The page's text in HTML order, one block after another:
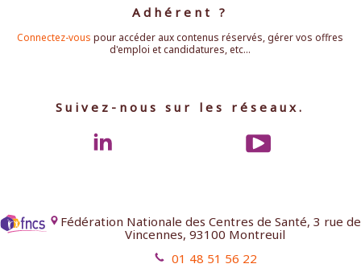
Adhérent ?
Connectez-vous pour accéder aux contenus réservés, gérer vos offres
d'emploi et candidatures, etc...
Suivez-nous sur les réseaux.
Fédération Nationale des Centres de Santé, 3 rue de
Vincennes, 93100 Montreuil
01 48 51 56 22